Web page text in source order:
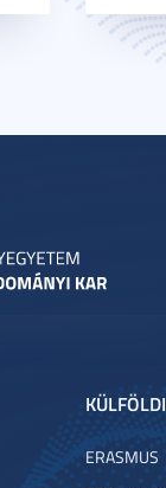
ERASMUS